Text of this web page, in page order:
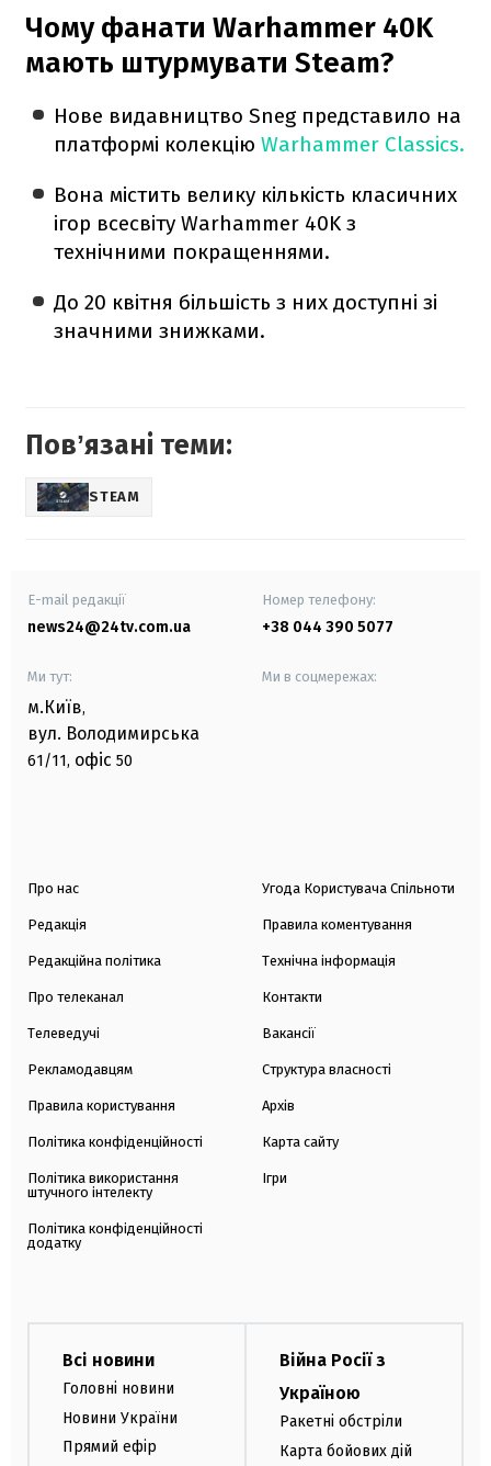
Чому фанати Warhammer 40K
мають штурмувати Steam?
Нове видавництво Sneg представило на
платформі колекцію Warhammer Classics.
Вона містить велику кількість класичних
ігор всесвіту Warhammer 40K з
технічними покращеннями.
До 20 квітня більшість з них доступні зі
значними знижками.
Повʼязані теми:
STEAM
E-mail редакції
news24@24tv.com.ua
Номер телефону:
+38 044 390 5077
Ми тут:
м.Київ,
вул. Володимирська
61/11, офіс 50
Ми в соцмережах:
Про нас
Редакція
Редакційна політика
Про телеканал
Телеведучі
Рекламодавцям
Правила користування
Політика конфіденційності
Політика використання
штучного інтелекту
Політика конфіденційності
додатку
Угода Користувача Спільноти
Правила коментування
Технічна інформація
Контакти
Вакансії
Структура власності
Архів
Карта сайту
Ігри
Всі новини
Головні новини
Новини України
Прямий ефір
Війна Росії з
Україною
Ракетні обстріли
Карта бойових дій